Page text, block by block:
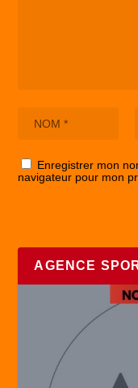
Enregistrer mon
navigateur pour mon
AGENCE